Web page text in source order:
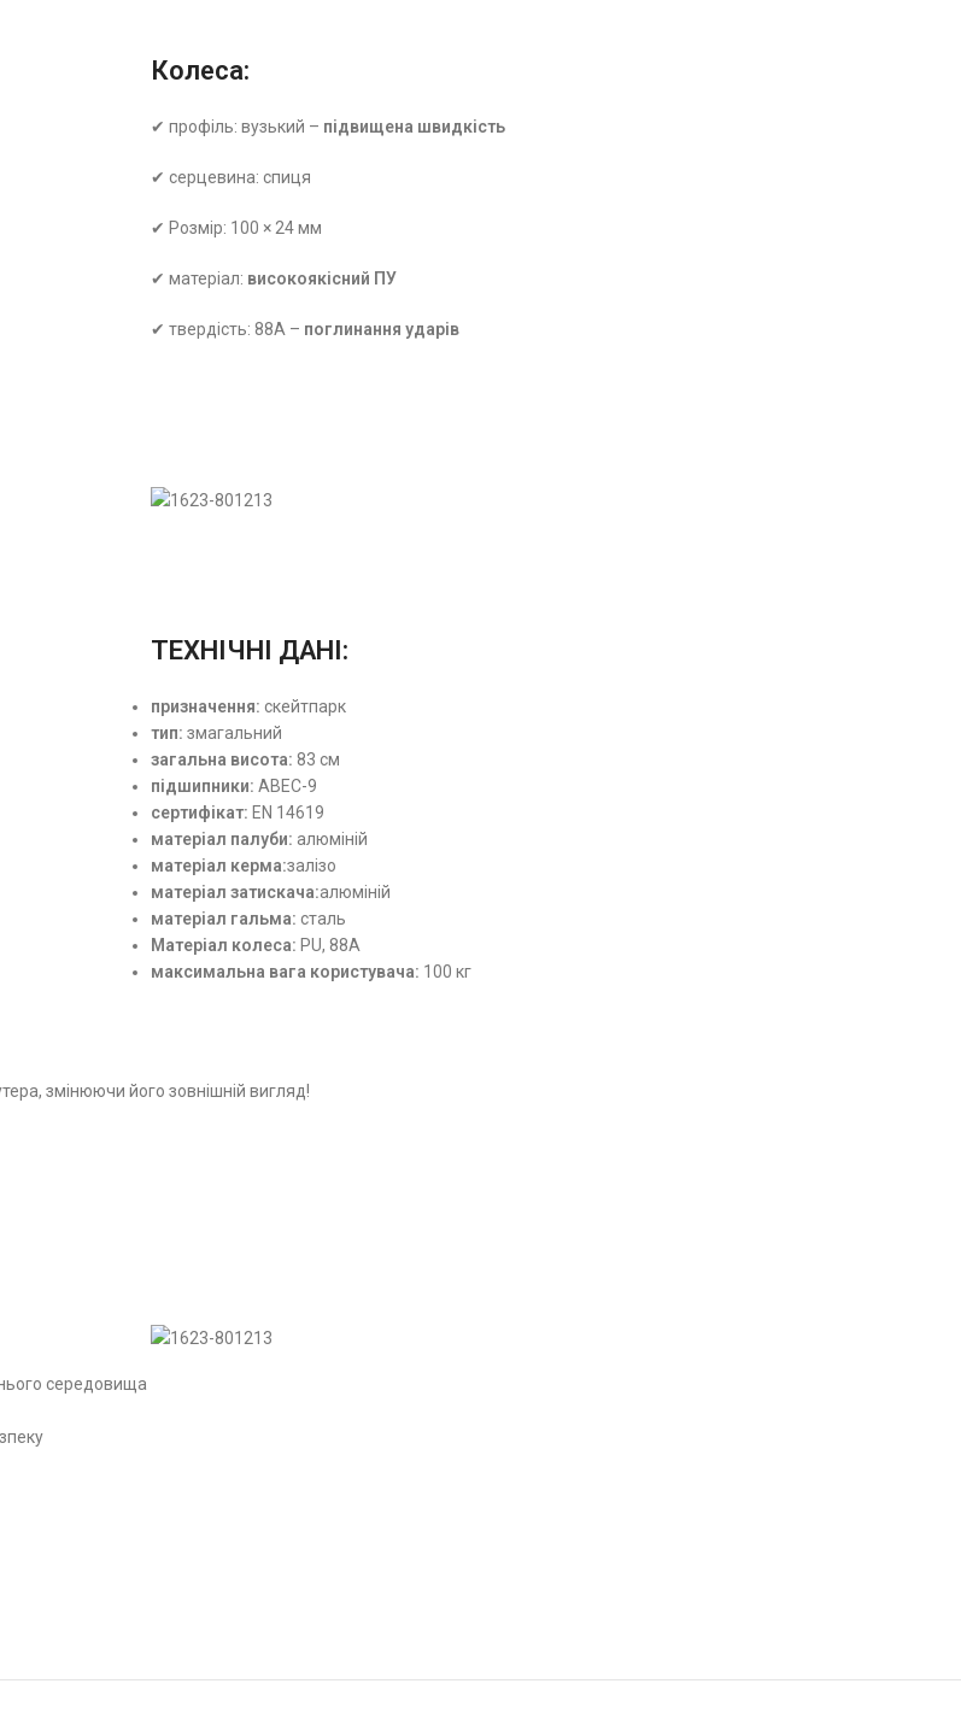
Колеса:
✔ профіль: вузький – підвищена швидкість
✔ серцевина: спиця
✔ Розмір: 100 × 24 мм
✔ матеріал: високоякісний ПУ
✔ твердість: 88A – поглинання ударів
ТЕХНІЧНІ ДАНІ:
призначення: скейтпарк
тип: змагальний
загальна висота: 83 см
підшипники: ABEC-9
сертифікат: EN 14619
матеріал палуби: алюміній
матеріал керма:залізо
матеріал затискача:алюміній
матеріал гальма: сталь
Матеріал колеса: PU, 88A
максимальна вага користувача: 100 кг
змінюючи його зовнішній вигляд!
середовища